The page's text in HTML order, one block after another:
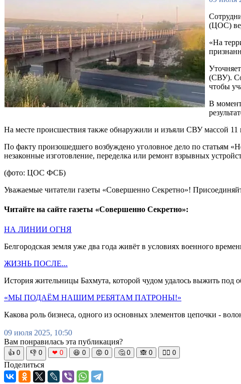
(ЦОС)
«На
(СВУ).
чтобы
В
На месте происшествия также обнаружили и изъяли СВУ массой
По факту произошедшего возбуждено уголовное дело по статьям
незаконные изготовление, переделка или ремонт взрывных
(фото: ЦОС ФСБ)
Уважаемые читатели газеты «Совершенно Секретно»!
Читайте на сайте газеты «Совершенно Секретно»:
НА ЛИНИИ ОГНЯ
Белгородская земля уже два года живёт в условиях военного
ЖИЗНЬ ПОСЛЕ...
История жительницы Бахмута, которой чудом удалось выжить под
«МЫ ПОДАЁМ НАШИМ РЕБЯТАМ ПАТРОНЫ!»
Какова роль бизнеса, одного из основных элементов цепочки -
09 июля 2025, 10:50
Вам понравилась эта публикация?
👍 0 👎 0 ❤ 0 😆 0 😡 0 🤔 0 🙈 0 🧘‍♀️ 0
Поделиться